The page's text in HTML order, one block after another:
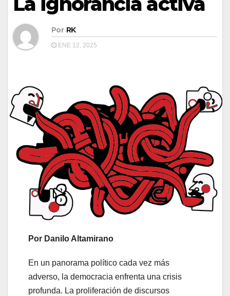
Por RK
ENE 12, 2025
Por Danilo Altamirano
En un panorama político cada vez más
adverso, la democracia enfrenta una crisis
profunda. La proliferación de discursos